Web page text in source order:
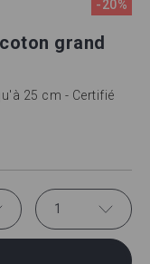
grand
25 cm - Certifié
1
-20%